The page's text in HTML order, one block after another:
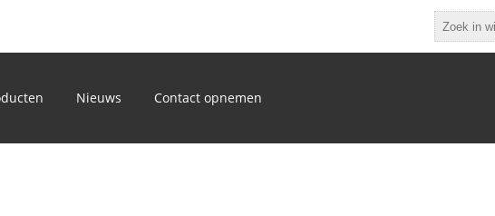
Nieuws Contact opnemen